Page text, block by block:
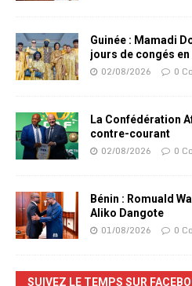
Guinée : Mamadi
jours de congés en
02/08/2026 0
La Confédération
contre-courant
02/08/2026 0
Bénin : Romuald
Aliko Dangote
01/08/2026 0
SUIVEZ LE TEMPS SUR